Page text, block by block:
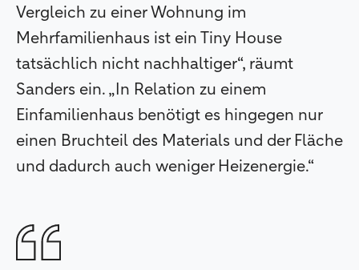
Vergleich zu einer Wohnung im
Mehrfamilienhaus ist ein Tiny House
tatsächlich nicht nachhaltiger“, räumt
Sanders ein. „In Relation zu einem
Einfamilienhaus benötigt es hingegen nur
einen Bruchteil des Materials und der Fläche
und dadurch auch weniger Heizenergie.“